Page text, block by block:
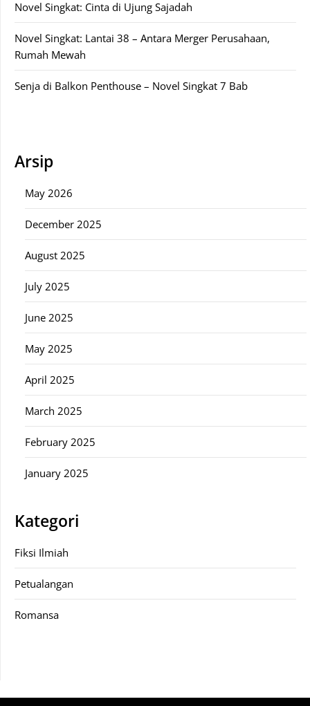
Novel Singkat: Cinta di Ujung Sajadah
Novel Singkat: Lantai 38 – Antara Merger Perusahaan,
Rumah Mewah
Senja di Balkon Penthouse – Novel Singkat 7 Bab
Arsip
May 2026
December 2025
August 2025
July 2025
June 2025
May 2025
April 2025
March 2025
February 2025
January 2025
Kategori
Fiksi Ilmiah
Petualangan
Romansa